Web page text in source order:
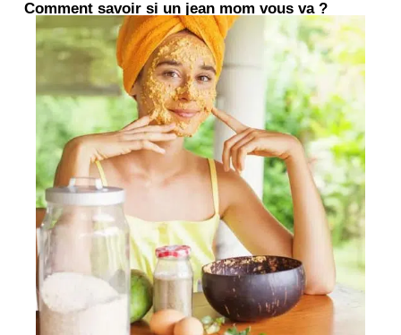
Comment savoir si un jean mom vous va ?